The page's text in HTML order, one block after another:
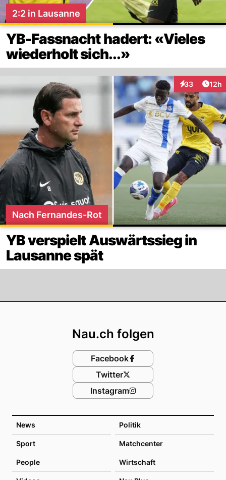
2:2 in Lausanne
YB-Fassnacht hadert: «Vieles
wiederholt sich...»
33
Interaktionen
12h
Nach Fernandes-Rot
YB verspielt Auswärtssieg in
Lausanne spät
News Politik
Sport Matchcenter
People Wirtschaft
Nau.ch folgen
Facebook
Twitter
Instagram